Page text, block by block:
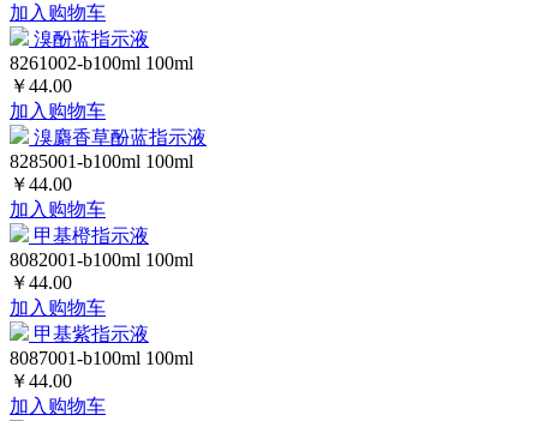
加入购物车
溴酚蓝指示液
8261002-b100ml 100ml
￥44.00
加入购物车
溴麝香草酚蓝指示液
8285001-b100ml 100ml
￥44.00
加入购物车
甲基橙指示液
8082001-b100ml 100ml
￥44.00
加入购物车
甲基紫指示液
8087001-b100ml 100ml
￥44.00
加入购物车